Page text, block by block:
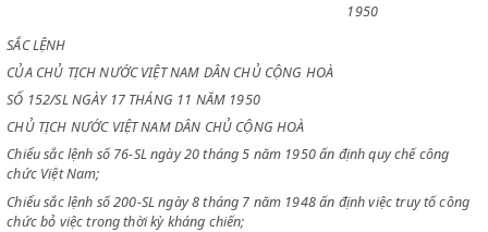
SẮC LỆNH
CỦA CHỦ TỊCH NƯỚC VIỆT NAM DÂN CHỦ CỘNG HOÀ
SỐ 152/SL NGÀY 17 THÁNG 11 NĂM 1950
CHỦ TỊCH NƯỚC VIỆT NAM DÂN CHỦ CỘNG HOÀ
Chiểu sắc lệnh số 76-SL ngày 20 tháng 5 năm 1950 ấn định quy chế